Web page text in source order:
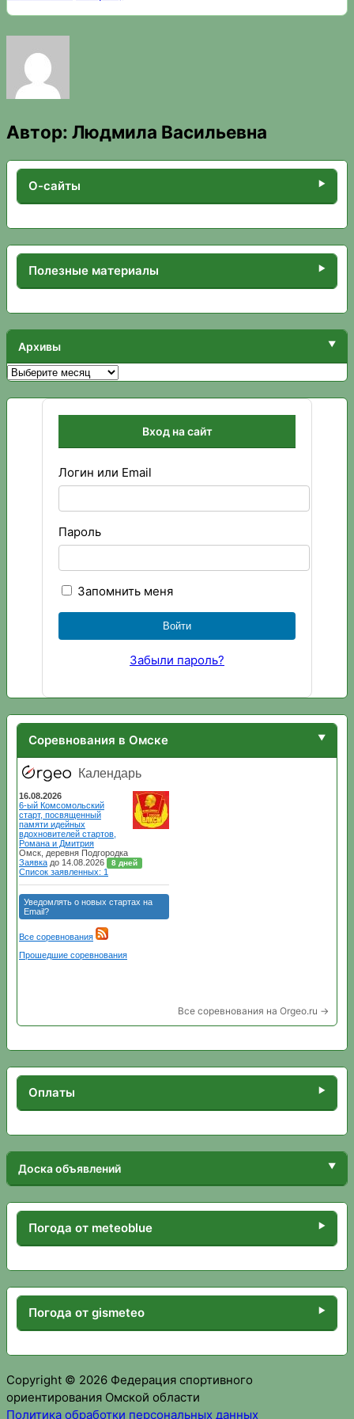
Автор: Людмила Васильевна
О-сайты
Полезные материалы
Архивы
Архивы
Вход на сайт
Логин или Email
Пароль
Запомнить меня
Забыли пароль?
Соревнования в Омске
Все соревнования на Orgeo.ru →
Оплаты
Доска объявлений
Погода от meteoblue
Погода от gismeteo
Copyright © 2026 Федерация спортивного
ориентирования Омской области
Политика обработки персональных данных